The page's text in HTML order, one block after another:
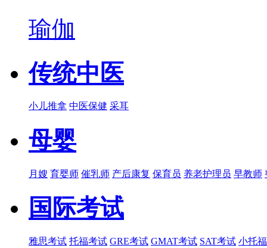
瑜伽
传统中医
小儿推拿 中医保健 采耳
母婴
月嫂 育婴师 催乳师 产后康复 保育员 养老护理员 早教师
国际考试
雅思考试 托福考试 GRE考试 GMAT考试 SAT考试 小托